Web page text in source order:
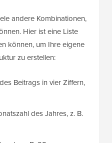
andere Kombinationen,
Hier ist eine Liste
können, um Ihre eigene
zu erstellen:
Beitrags in vier Ziffern,
des Jahres, z. B.